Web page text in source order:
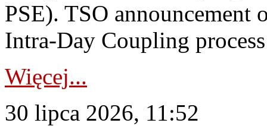
PSE). TSO announcement
Intra-Day Coupling
Więcej...
30 lipca 2026, 11:52